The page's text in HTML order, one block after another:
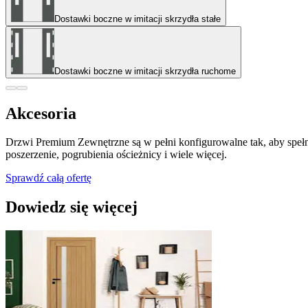
Dostawki boczne w imitacji skrzydła stałe
Dostawki boczne w imitacji skrzydła ruchome
Akcesoria
Drzwi Premium Zewnętrzne są w pełni konfigurowalne tak, aby
poszerzenie, pogrubienia ościeżnicy i wiele więcej.
Sprawdź całą ofertę
Dowiedz się więcej